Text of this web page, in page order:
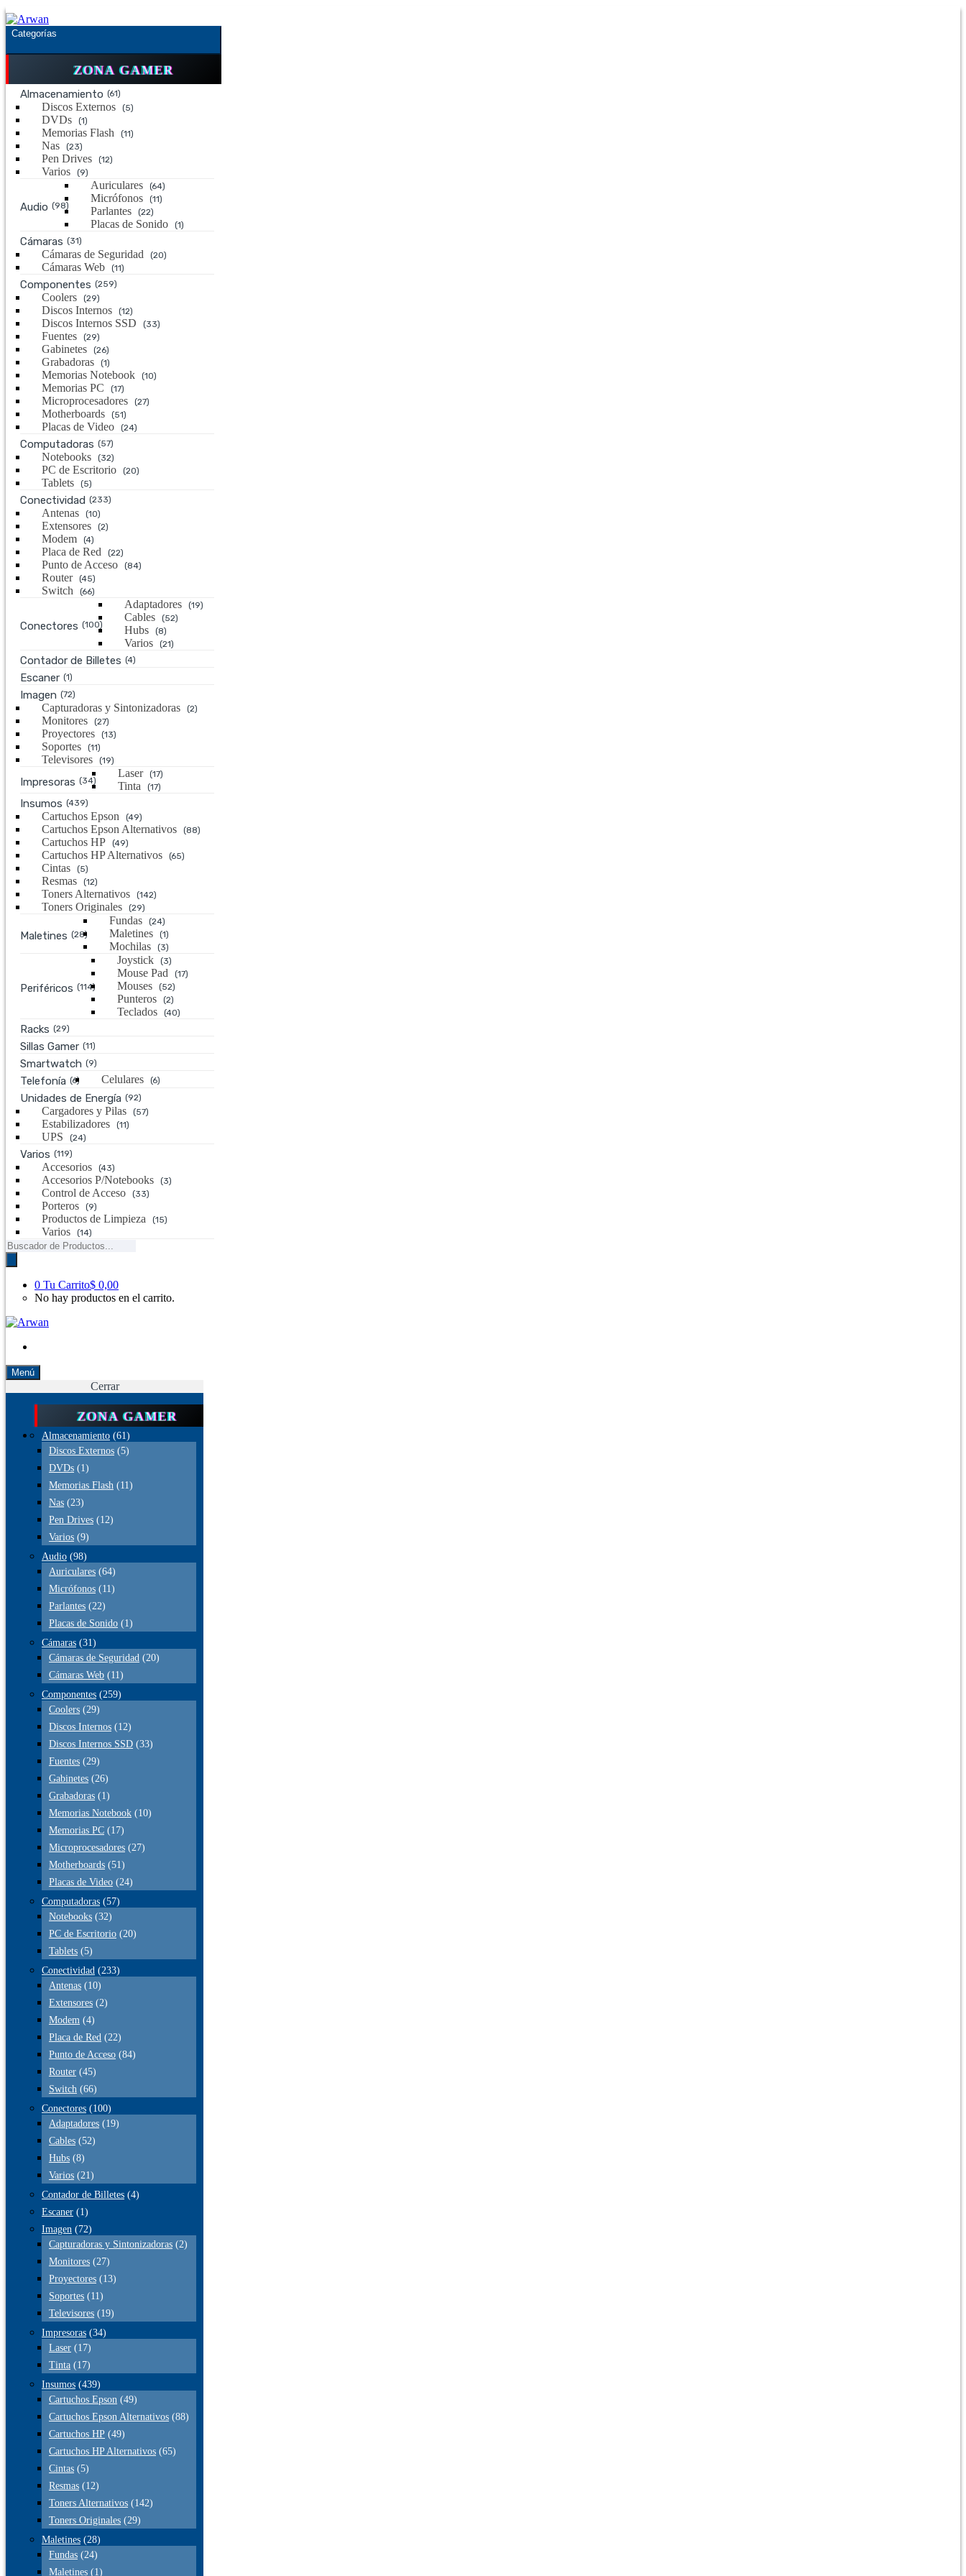
Saltar
a
la
Saltar
al
contenido
Categorías
ZONA GAMER
Almacenamiento (61)
Discos Externos (5)
DVDs (1)
Memorias Flash (11)
Nas (23)
Pen Drives (12)
Varios (9)
Audio (98)
Auriculares (64)
Micrófonos (11)
Parlantes (22)
Placas de Sonido (1)
Cámaras (31)
Cámaras de Seguridad (20)
Cámaras Web (11)
Componentes (259)
Coolers (29)
Discos Internos (12)
Discos Internos SSD (33)
Fuentes (29)
Gabinetes (26)
Grabadoras (1)
Memorias Notebook (10)
Memorias PC (17)
Microprocesadores (27)
Motherboards (51)
Placas de Video (24)
Computadoras (57)
Notebooks (32)
PC de Escritorio (20)
Tablets (5)
Conectividad (233)
Antenas (10)
Extensores (2)
Modem (4)
Placa de Red (22)
Punto de Acceso (84)
Router (45)
Switch (66)
Conectores (100)
Adaptadores (19)
Cables (52)
Hubs (8)
Varios (21)
Contador de Billetes (4)
Escaner (1)
Imagen (72)
Capturadoras y Sintonizadoras (2)
Monitores (27)
Proyectores (13)
Soportes (11)
Televisores (19)
Impresoras (34)
Laser (17)
Tinta (17)
Insumos (439)
Cartuchos Epson (49)
Cartuchos Epson Alternativos (88)
Cartuchos HP (49)
Cartuchos HP Alternativos (65)
Cintas (5)
Resmas (12)
Toners Alternativos (142)
Toners Originales (29)
Maletines (28)
Fundas (24)
Maletines (1)
Mochilas (3)
Periféricos (114)
Joystick (3)
Mouse Pad (17)
Mouses (52)
Punteros (2)
Teclados (40)
Racks (29)
Sillas Gamer (11)
Smartwatch (9)
Telefonía (6) Celulares (6)
Unidades de Energía (92)
Cargadores y Pilas (57)
Estabilizadores (11)
UPS (24)
Varios (119)
Accesorios (43)
Accesorios P/Notebooks (3)
Control de Acceso (33)
Porteros (9)
Productos de Limpieza (15)
Varios (14)
Búsqueda
de
productos
0 Tu Carrito$ 0,00
No hay productos en el carrito.
Menú
Cerrar
ZONA GAMER
Almacenamiento (61)
Discos Externos (5)
DVDs (1)
Memorias Flash (11)
Nas (23)
Pen Drives (12)
Varios (9)
Audio (98)
Auriculares (64)
Micrófonos (11)
Parlantes (22)
Placas de Sonido (1)
Cámaras (31)
Cámaras de Seguridad (20)
Cámaras Web (11)
Componentes (259)
Coolers (29)
Discos Internos (12)
Discos Internos SSD (33)
Fuentes (29)
Gabinetes (26)
Grabadoras (1)
Memorias Notebook (10)
Memorias PC (17)
Microprocesadores (27)
Motherboards (51)
Placas de Video (24)
Computadoras (57)
Notebooks (32)
PC de Escritorio (20)
Tablets (5)
Conectividad (233)
Antenas (10)
Extensores (2)
Modem (4)
Placa de Red (22)
Punto de Acceso (84)
Router (45)
Switch (66)
Conectores (100)
Adaptadores (19)
Cables (52)
Hubs (8)
Varios (21)
Contador de Billetes (4)
Escaner (1)
Imagen (72)
Capturadoras y Sintonizadoras (2)
Monitores (27)
Proyectores (13)
Soportes (11)
Televisores (19)
Impresoras (34)
Laser (17)
Tinta (17)
Insumos (439)
Cartuchos Epson (49)
Cartuchos Epson Alternativos (88)
Cartuchos HP (49)
Cartuchos HP Alternativos (65)
Cintas (5)
Resmas (12)
Toners Alternativos (142)
Toners Originales (29)
Maletines (28)
Fundas (24)
Maletines (1)